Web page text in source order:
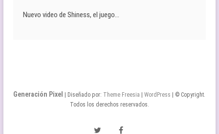
Nuevo video de Shiness, el juego…
Generación Pixel | Diseñado por: Theme Freesia |WordPress
| © Copyright.
Todos los derechos reservados.
TwitterFacebook